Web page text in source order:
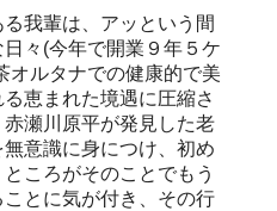
我輩は、アッという間
々(今年で開業９年５ケ
オルタナでの健康的で美
恵まれた境遇に圧縮さ
瀬川原平が発見した老
意識に身につけ、初め
ころがそのことでもう
とに気が付き、その行